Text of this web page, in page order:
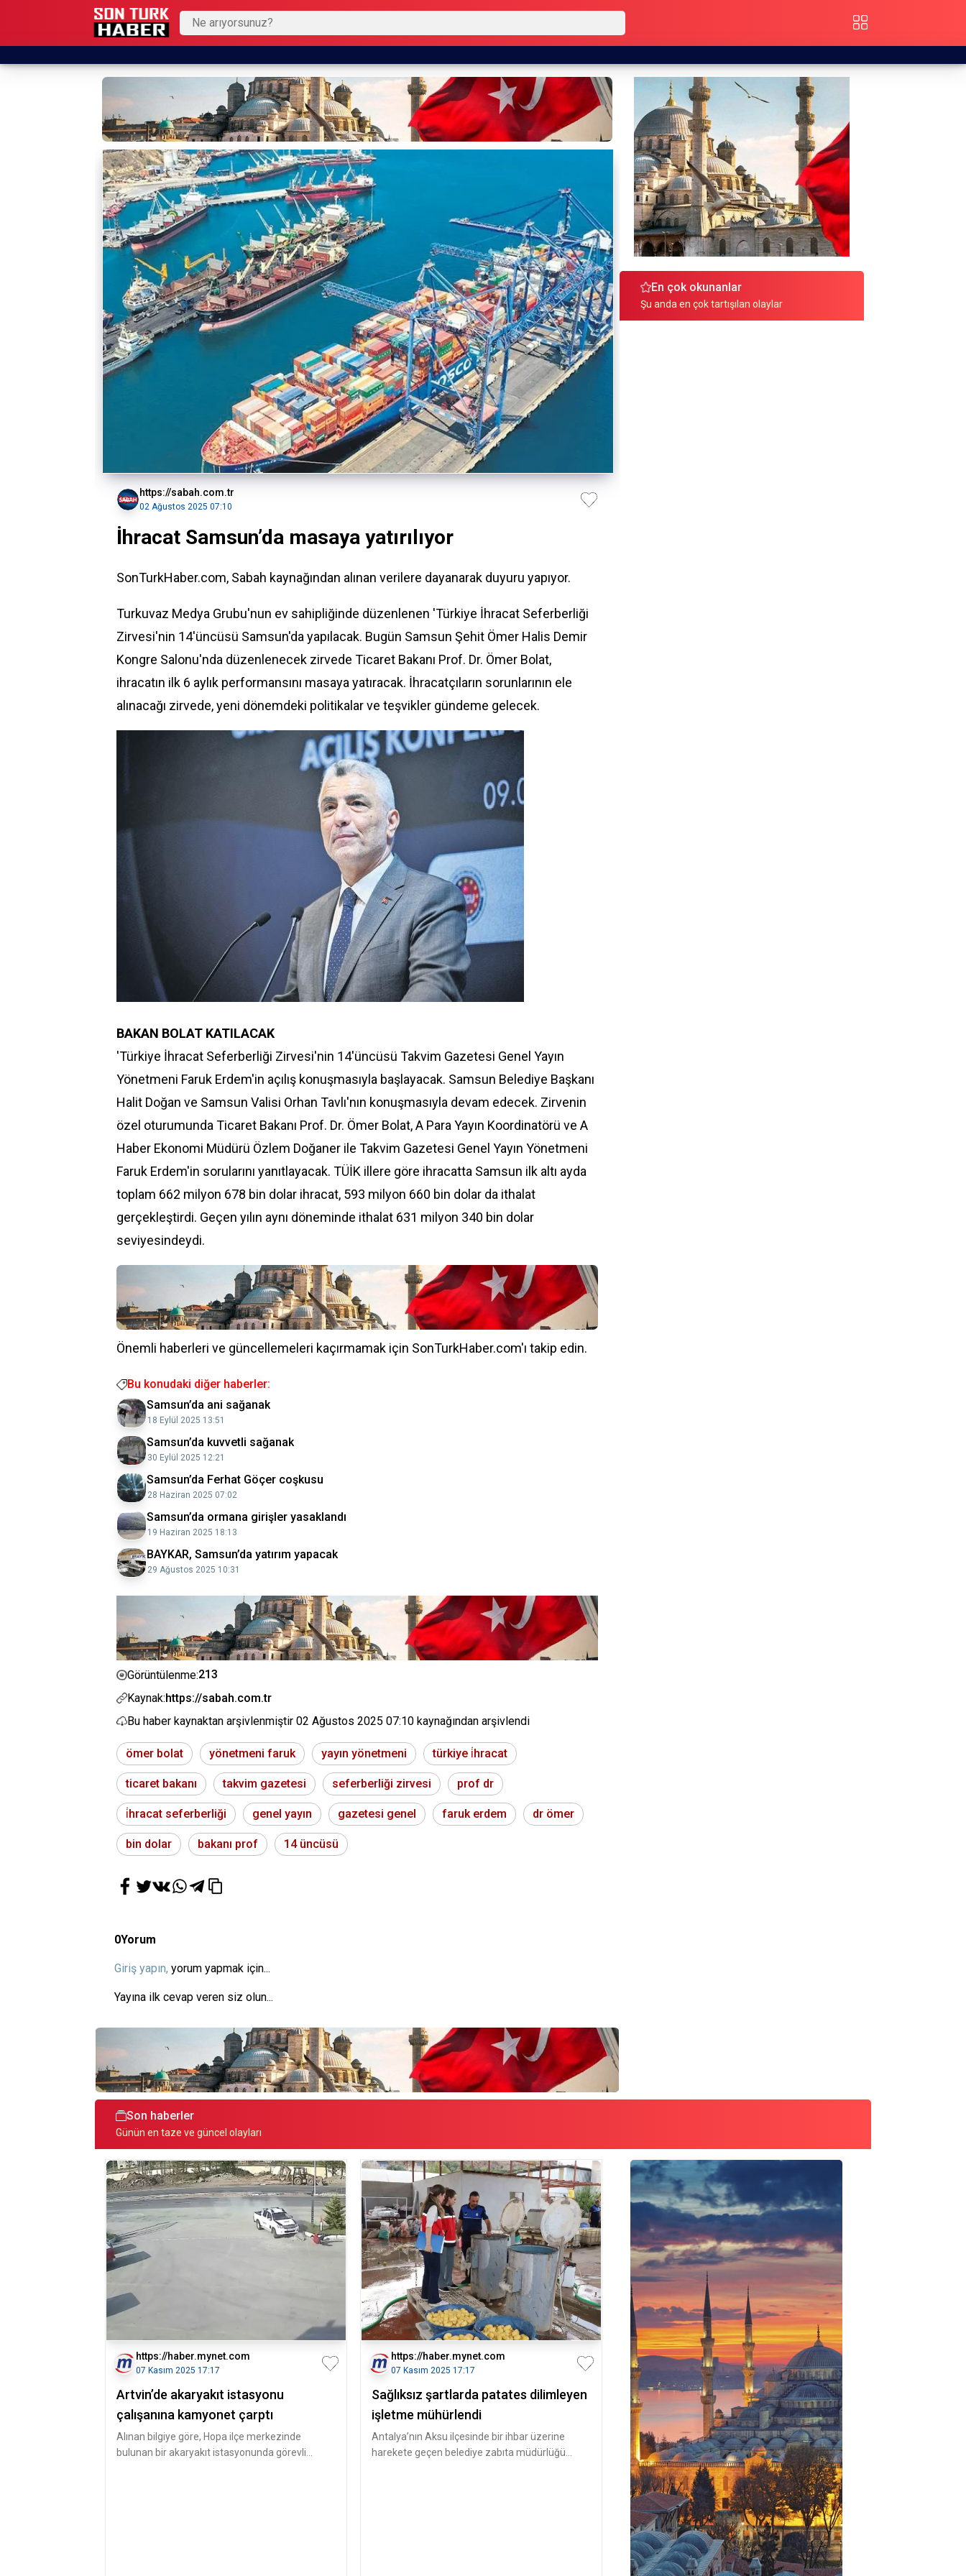
https://sabah.com.tr
02 Ağustos 2025 07:10
İhracat Samsun’da masaya yatırılıyor
SonTurkHaber.com, Sabah kaynağından alınan verilere dayanarak duyuru yapıyor.
Turkuvaz Medya Grubu'nun ev sahipliğinde düzenlenen 'Türkiye İhracat Seferberliği
Zirvesi'nin 14'üncüsü Samsun'da yapılacak. Bugün Samsun Şehit Ömer Halis Demir
Kongre Salonu'nda düzenlenecek zirvede Ticaret Bakanı Prof. Dr. Ömer Bolat,
ihracatın ilk 6 aylık performansını masaya yatıracak. İhracatçıların sorunlarının ele
alınacağı zirvede, yeni dönemdeki politikalar ve teşvikler gündeme gelecek.
BAKAN BOLAT KATILACAK
'Türkiye İhracat Seferberliği Zirvesi'nin 14'üncüsü Takvim Gazetesi Genel Yayın
Yönetmeni Faruk Erdem'in açılış konuşmasıyla başlayacak. Samsun Belediye Başkanı
Halit Doğan ve Samsun Valisi Orhan Tavlı'nın konuşmasıyla devam edecek. Zirvenin
özel oturumunda Ticaret Bakanı Prof. Dr. Ömer Bolat, A Para Yayın Koordinatörü ve A
Haber Ekonomi Müdürü Özlem Doğaner ile Takvim Gazetesi Genel Yayın Yönetmeni
Faruk Erdem'in sorularını yanıtlayacak. TÜİK illere göre ihracatta Samsun ilk altı ayda
toplam 662 milyon 678 bin dolar ihracat, 593 milyon 660 bin dolar da ithalat
gerçekleştirdi. Geçen yılın aynı döneminde ithalat 631 milyon 340 bin dolar
seviyesindeydi.
Önemli haberleri ve güncellemeleri kaçırmamak için SonTurkHaber.com'ı takip edin.
Bu konudaki diğer haberler:
Samsun’da ani sağanak
18 Eylül 2025 13:51
Samsun’da kuvvetli sağanak
30 Eylül 2025 12:21
Samsun’da Ferhat Göçer coşkusu
28 Haziran 2025 07:02
Samsun’da ormana girişler yasaklandı
19 Haziran 2025 18:13
BAYKAR, Samsun’da yatırım yapacak
29 Ağustos 2025 10:31
Görüntülenme:213
Kaynak:https://sabah.com.tr
Bu haber kaynaktan arşivlenmiştir 02 Ağustos 2025 07:10 kaynağından arşivlendi
ömer bolat yönetmeni faruk yayın yönetmeni türkiye i̇hracat
ticaret bakanı takvim gazetesi seferberliği zirvesi prof dr
i̇hracat seferberliği genel yayın gazetesi genel faruk erdem dr ömer
bin dolar bakanı prof 14 üncüsü
0Yorum
Giriş yapın, yorum yapmak için...
Yayına ilk cevap veren siz olun...
En çok okunanlar
Şu anda en çok tartışılan olaylar
Son haberler
Günün en taze ve güncel olayları
https://haber.mynet.com
07 Kasım 2025 17:17
Artvin’de akaryakıt istasyonu
çalışanına kamyonet çarptı
Alınan bilgiye göre, Hopa ilçe merkezinde
bulunan bir akaryakıt istasyonunda görevli
https://haber.mynet.com
07 Kasım 2025 17:17
Sağlıksız şartlarda patates dilimleyen
işletme mühürlendi
Antalya’nın Aksu ilçesinde bir ihbar üzerine
harekete geçen belediye zabıta müdürlüğü